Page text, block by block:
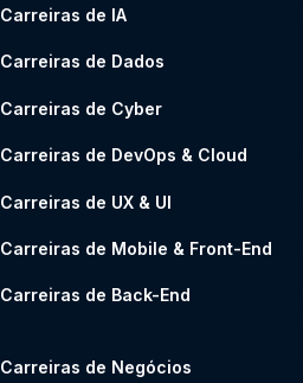
Carreiras de IA
Carreiras de Dados
Carreiras de Cyber
Carreiras de DevOps & Cloud
Carreiras de UX & UI
Carreiras de Mobile & Front-End
Carreiras de Back-End
Carreiras de Negócios